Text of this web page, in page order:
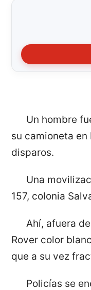
Un hombre
su camioneta
disparos.
Una
157, colonia
Ahí, afuera
Rover color
que a su vez
Policías se